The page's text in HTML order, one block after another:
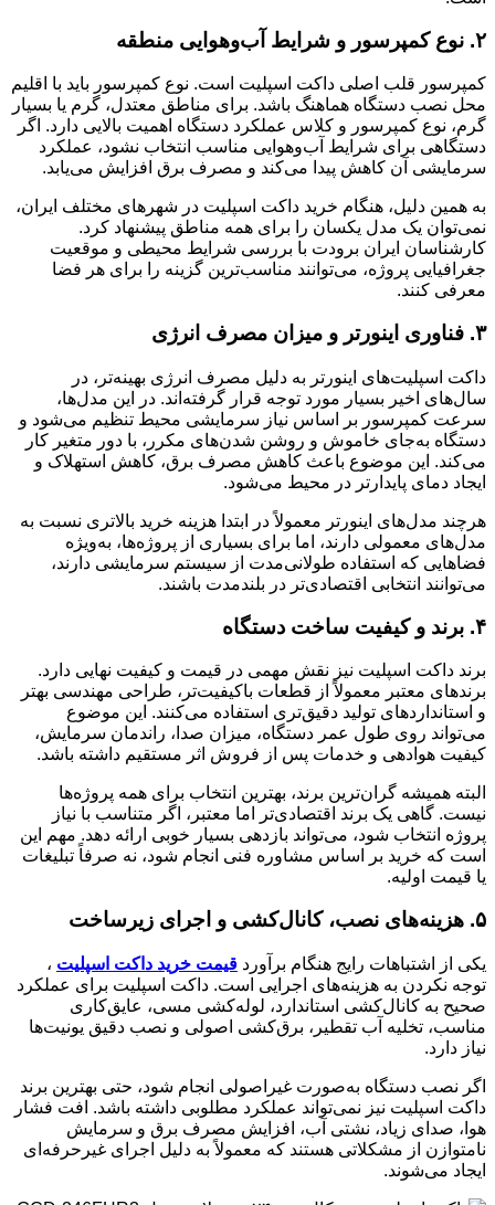
۲. نوع کمپرسور و شرایط آب‌وهوایی منطقه
کمپرسور قلب اصلی داکت اسپلیت است. نوع کمپرسور باید با اقلیم
محل نصب دستگاه هماهنگ باشد. برای مناطق معتدل، گرم یا بسیار
گرم، نوع کمپرسور و کلاس عملکرد دستگاه اهمیت بالایی دارد. اگر
دستگاهی برای شرایط آب‌وهوایی مناسب انتخاب نشود، عملکرد
سرمایشی آن کاهش پیدا می‌کند و مصرف برق افزایش می‌یابد.
به همین دلیل، هنگام خرید داکت اسپلیت در شهرهای مختلف ایران،
نمی‌توان یک مدل یکسان را برای همه مناطق پیشنهاد کرد.
کارشناسان ایران برودت با بررسی شرایط محیطی و موقعیت
جغرافیایی پروژه، می‌توانند مناسب‌ترین گزینه را برای هر فضا
معرفی کنند.
۳. فناوری اینورتر و میزان مصرف انرژی
داکت اسپلیت‌های اینورتر به دلیل مصرف انرژی بهینه‌تر، در
سال‌های اخیر بسیار مورد توجه قرار گرفته‌اند. در این مدل‌ها،
سرعت کمپرسور بر اساس نیاز سرمایشی محیط تنظیم می‌شود و
دستگاه به‌جای خاموش و روشن شدن‌های مکرر، با دور متغیر کار
می‌کند. این موضوع باعث کاهش مصرف برق، کاهش استهلاک و
ایجاد دمای پایدارتر در محیط می‌شود.
هرچند مدل‌های اینورتر معمولاً در ابتدا هزینه خرید بالاتری نسبت به
مدل‌های معمولی دارند، اما برای بسیاری از پروژه‌ها، به‌ویژه
فضاهایی که استفاده طولانی‌مدت از سیستم سرمایشی دارند،
می‌توانند انتخابی اقتصادی‌تر در بلندمدت باشند.
۴. برند و کیفیت ساخت دستگاه
برند داکت اسپلیت نیز نقش مهمی در قیمت و کیفیت نهایی دارد.
برندهای معتبر معمولاً از قطعات باکیفیت‌تر، طراحی مهندسی بهتر
و استانداردهای تولید دقیق‌تری استفاده می‌کنند. این موضوع
می‌تواند روی طول عمر دستگاه، میزان صدا، راندمان سرمایش،
کیفیت هوادهی و خدمات پس از فروش اثر مستقیم داشته باشد.
البته همیشه گران‌ترین برند، بهترین انتخاب برای همه پروژه‌ها
نیست. گاهی یک برند اقتصادی‌تر اما معتبر، اگر متناسب با نیاز
پروژه انتخاب شود، می‌تواند بازدهی بسیار خوبی ارائه دهد. مهم این
است که خرید بر اساس مشاوره فنی انجام شود، نه صرفاً تبلیغات
یا قیمت اولیه.
۵. هزینه‌های نصب، کانال‌کشی و اجرای زیرساخت
یکی از اشتباهات رایج هنگام برآورد قیمت خرید داکت اسپلیت ،
توجه نکردن به هزینه‌های اجرایی است. داکت اسپلیت برای عملکرد
صحیح به کانال‌کشی استاندارد، لوله‌کشی مسی، عایق‌کاری
مناسب، تخلیه آب تقطیر، برق‌کشی اصولی و نصب دقیق یونیت‌ها
نیاز دارد.
اگر نصب دستگاه به‌صورت غیراصولی انجام شود، حتی بهترین برند
داکت اسپلیت نیز نمی‌تواند عملکرد مطلوبی داشته باشد. افت فشار
هوا، صدای زیاد، نشتی آب، افزایش مصرف برق و سرمایش
نامتوازن از مشکلاتی هستند که معمولاً به دلیل اجرای غیرحرفه‌ای
ایجاد می‌شوند.